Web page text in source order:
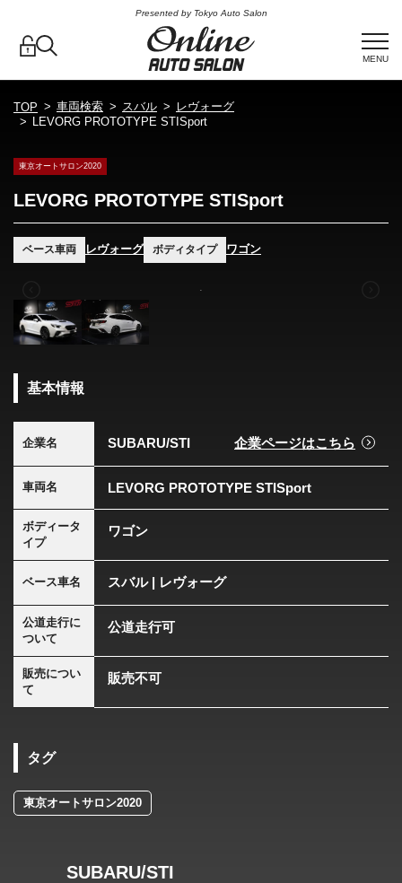
Presented by Tokyo Auto Salon
MENU
TOP 車両検索 スバル
レヴォーグ
LEVORG PROTOTYPE STISport
東京オートサロン2020
LEVORG PROTOTYPE STISport
ベース車両 レヴォーグ ボディタイプ ワゴン
基本情報
企業名 SUBARU/STI 企業ページはこちら
車両名 LEVORG PROTOTYPE STISport
ボディータ
イプ
ワゴン
ベース車名 スバル | レヴォーグ
公道走行に
ついて
公道走行可
販売につい
て
販売不可
タグ
東京オートサロン2020
SUBARU/STI